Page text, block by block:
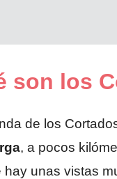
son los
de los
, a pocos
hay unas vistas